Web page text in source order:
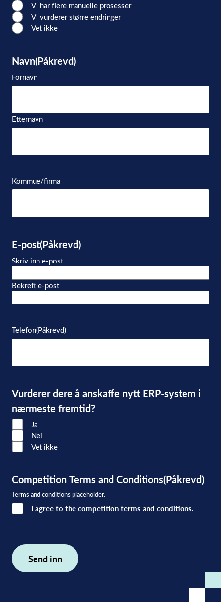
Vi har flere manuelle prosesser
Vi vurderer større endringer
Vet ikke
Navn(Påkrevd)
Fornavn
Etternavn
Kommue/firma
E-post(Påkrevd)
Skriv inn e-post
Bekreft e-post
Telefon(Påkrevd)
Vurderer dere å anskaffe nytt ERP-system i
nærmeste fremtid?
Ja
Nei
Vet ikke
Competition Terms and Conditions(Påkrevd)
Terms and conditions placeholder.
I agree to the competition terms and conditions.